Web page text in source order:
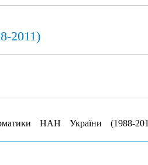
2011)
НАН України (1988-